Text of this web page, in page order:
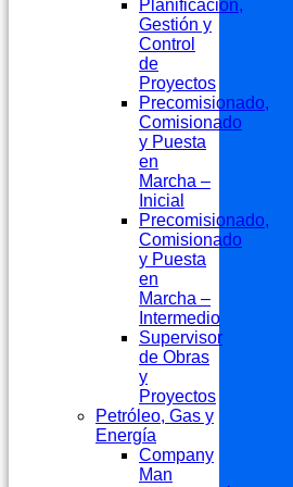
Planificación,
Gestión y
Control
de
Proyectos
Precomisionado,
Comisionado
y Puesta
en
Marcha –
Inicial
Precomisionado,
Comisionado
y Puesta
en
Marcha –
Intermedio
Supervisor
de Obras
y
Proyectos
Petróleo, Gas y
Energía
Company
Man